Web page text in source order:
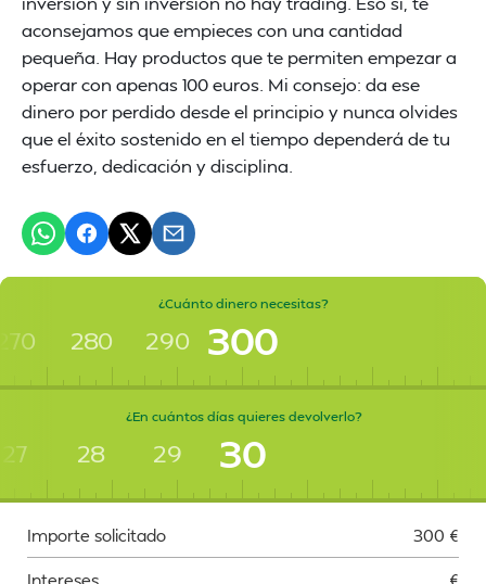
aconsejamos que empieces con una cantidad
pequeña. Hay productos que te permiten empezar a
operar con apenas 100 euros. Mi consejo: da ese
dinero por perdido desde el principio y nunca olvides
que el éxito sostenido en el tiempo dependerá de tu
esfuerzo, dedicación y disciplina.
¿Cuánto dinero necesitas?
280 290 300
¿En cuántos días quieres devolverlo?
27 28 29 30
Importe solicitado 300 €
Intereses €